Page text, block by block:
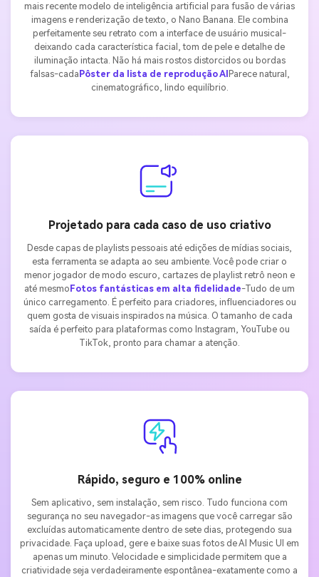
mais recente modelo de inteligência artificial para fusão de várias
imagens e renderização de texto, o Nano Banana. Ele combina
perfeitamente seu retrato com a interface de usuário musical-
deixando cada característica facial, tom de pele e detalhe de
iluminação intacta. Não há mais rostos distorcidos ou bordas
falsas-cada Pôster da lista de reprodução AI Parece natural,
cinematográfico, lindo equilíbrio.
Projetado para cada caso de uso criativo
Desde capas de playlists pessoais até edições de mídias sociais,
esta ferramenta se adapta ao seu ambiente. Você pode criar o
menor jogador de modo escuro, cartazes de playlist retrô neon e
até mesmo Fotos fantásticas em alta fidelidade-Tudo de um
único carregamento. É perfeito para criadores, influenciadores ou
quem gosta de visuais inspirados na música. O tamanho de cada
saída é perfeito para plataformas como Instagram, YouTube ou
TikTok, pronto para chamar a atenção.
Rápido, seguro e 100% online
Sem aplicativo, sem instalação, sem risco. Tudo funciona com
segurança no seu navegador-as imagens que você carregar são
excluídas automaticamente dentro de sete dias, protegendo sua
privacidade. Faça upload, gere e baixe suas fotos de AI Music UI em
apenas um minuto. Velocidade e simplicidade permitem que a
criatividade seja verdadeiramente espontânea-exatamente como a